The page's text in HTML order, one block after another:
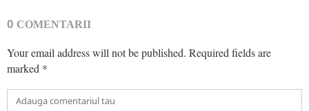
0 COMENTARII
Your email address will not be published. Required fields are
marked *